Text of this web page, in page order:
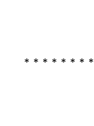
* * * * * * * *